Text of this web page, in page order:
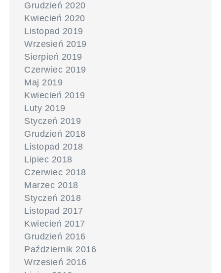
Grudzień 2020
Kwiecień 2020
Listopad 2019
Wrzesień 2019
Sierpień 2019
Czerwiec 2019
Maj 2019
Kwiecień 2019
Luty 2019
Styczeń 2019
Grudzień 2018
Listopad 2018
Lipiec 2018
Czerwiec 2018
Marzec 2018
Styczeń 2018
Listopad 2017
Kwiecień 2017
Grudzień 2016
Październik 2016
Wrzesień 2016